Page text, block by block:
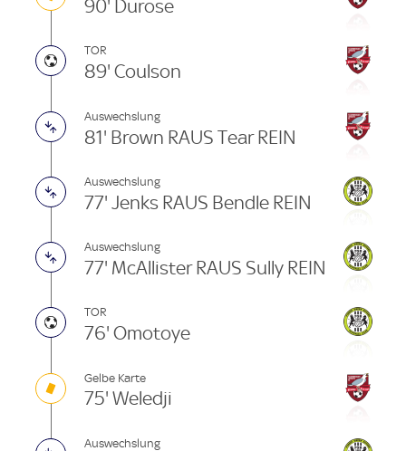
90' Durose
TOR
89' Coulson
Auswechslung
81' Brown RAUS Tear REIN
Auswechslung
77' Jenks RAUS Bendle REIN
Auswechslung
77' McAllister RAUS Sully REIN
TOR
76' Omotoye
Gelbe Karte
75' Weledji
Auswechslung